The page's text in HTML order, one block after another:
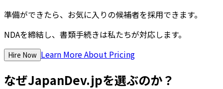
準備ができたら、お気に入りの候補者を採用できます。
NDAを締結し、書類手続きは私たちが対応します。
Hire Now Learn More About Pricing
なぜJapanDev.jpを選ぶのか？